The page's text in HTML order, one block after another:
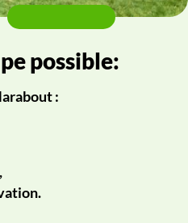
possible:
: